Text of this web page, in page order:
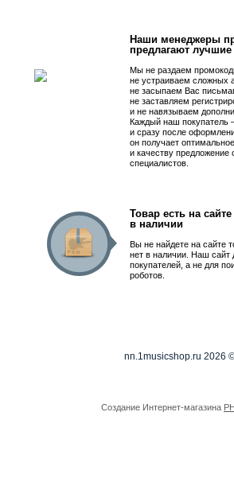
Наши менеджеры
предлагают лучшие
Мы не раздаем
не устраиваем сложных
не засыпаем Вас
не заставляем
и не навязываем
Каждый наш
и сразу после
он получает
и качеству предложение
специалистов.
Товар есть на
в наличии
Вы не найдете на сайте
нет в наличии. Наш сайт
покупателей, а не для
роботов.
nn.1musicshop.ru 2026
Создание Интернет-магазина